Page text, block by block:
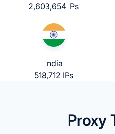
2,603,654 IPs
India
518,712 IPs
Proxy